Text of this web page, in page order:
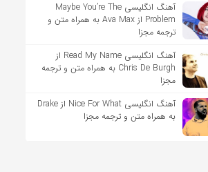
آهنگ انگلیسی Maybe You’re The
Problem از Ava Max به همراه متن و
ترجمه مجزا
آهنگ انگلیسی Read My Name از
Chris De Burgh به همراه متن و ترجمه
مجزا
آهنگ انگلیسی Nice For What از Drake
به همراه متن و ترجمه مجزا